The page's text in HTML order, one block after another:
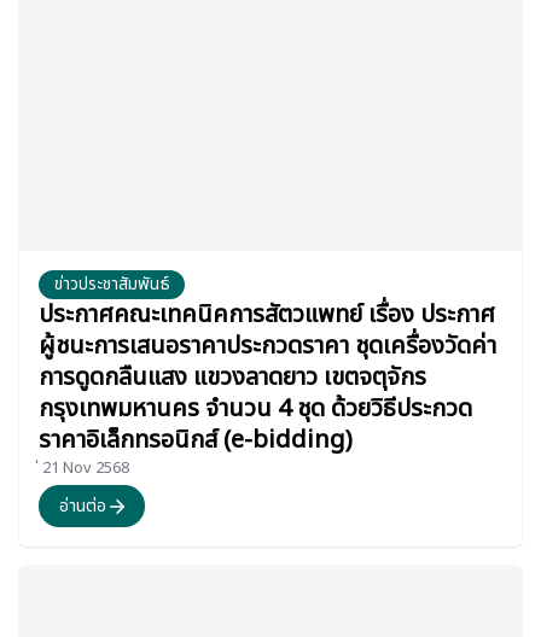
ข่าวประชาสัมพันธ์
ประกาศคณะเทคนิคการสัตวแพทย์ เรื่อง ประกาศ
ผู้ชนะการเสนอราคาประกวดราคา ชุดเครื่องวัดค่า
การดูดกลืนแสง แขวงลาดยาว เขตจตุจักร
กรุงเทพมหานคร จำนวน 4 ชุด ด้วยวิธีประกวด
ราคาอิเล็กทรอนิกส์ (e-bidding)
่ 21 Nov 2568
อ่านต่อ